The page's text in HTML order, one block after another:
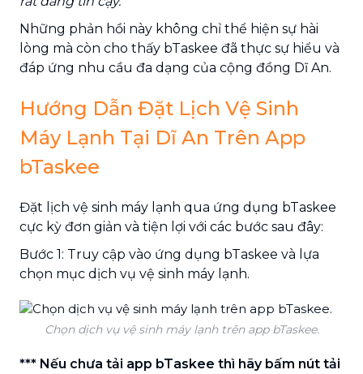
Những phản hồi này không chỉ thể hiện sự hài
lòng mà còn cho thấy bTaskee đã thực sự hiểu và
đáp ứng nhu cầu đa dạng của cộng đồng Dĩ An.
Hướng Dẫn Đặt Lịch Vệ Sinh
Máy Lạnh Tại Dĩ An Trên App
bTaskee
Đặt lịch vệ sinh máy lạnh qua ứng dụng bTaskee
cực kỳ đơn giản và tiện lợi với các bước sau đây:
Bước 1: Truy cập vào ứng dụng bTaskee và lựa
chọn mục dịch vụ vệ sinh máy lạnh.
Chọn dịch vụ vệ sinh máy lạnh trên app bTaskee.
*** Nếu chưa tải app bTaskee thì hãy bấm nút tải